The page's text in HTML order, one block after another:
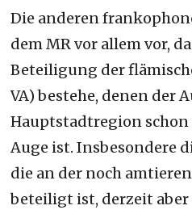
Die anderen
dem MR vor allem vor,
Beteiligung der
VA) bestehe, denen der
Hauptstadtregion
Auge ist. Insbesondere
die an der noch
beteiligt ist, derzeit